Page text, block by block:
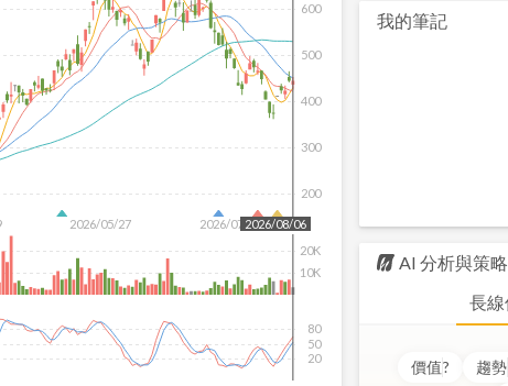
2026/05/27 2026/07/15
200
300
400
500
600
2026/08/06
10K
20K
20
50
80
我的筆記
AI 分析與策
長
價值? 趨勢